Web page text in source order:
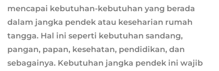
mencapai kebutuhan-kebutuhan yang berada
dalam jangka pendek atau keseharian rumah
tangga. Hal ini seperti kebutuhan sandang,
pangan, papan, kesehatan, pendidikan, dan
sebagainya. Kebutuhan jangka pendek ini wajib